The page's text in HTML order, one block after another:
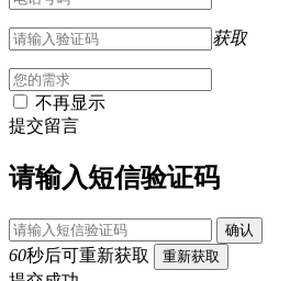
获取
不再显示
提交留言
请输入短信验证码
确认
60秒后可重新获取 重新获取